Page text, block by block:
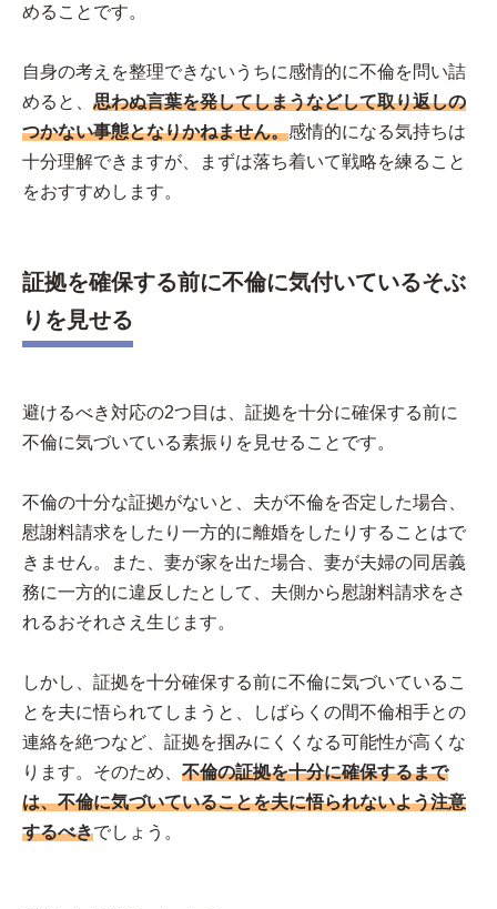
めることです。
自身の考えを整理できないうちに感情的に不倫を問い詰
めると、 思わぬ言葉を発してしまうなどして取り返しの
つかない事態となりかねません。感情的になる気持ちは
十分理解できますが、まずは落ち着いて戦略を練ること
をおすすめします。
証拠を確保する前に不倫に気付いているそぶ
りを見せる
避けるべき対応の2つ目は、証拠を十分に確保する前に
不倫に気づいている素振りを見せることです。
不倫の十分な証拠がないと、夫が不倫を否定した場合、
慰謝料請求をしたり一方的に離婚をしたりすることはで
きません。また、妻が家を出た場合、妻が夫婦の同居義
務に一方的に違反したとして、夫側から慰謝料請求をさ
れるおそれさえ生じます。
しかし、証拠を十分確保する前に不倫に気づいているこ
とを夫に悟られてしまうと、しばらくの間不倫相手との
連絡を絶つなど、証拠を掴みにくくなる可能性が高くな
ります。そのため、 不倫の証拠を十分に確保するまで
は、不倫に気づいていることを夫に悟られないよう注意
するべきでしょう。